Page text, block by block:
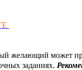
желающий может
заданиях.